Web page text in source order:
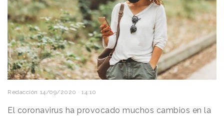
Redacción 14/09/2020 · 14:10
El coronavirus ha provocado muchos cambios en la